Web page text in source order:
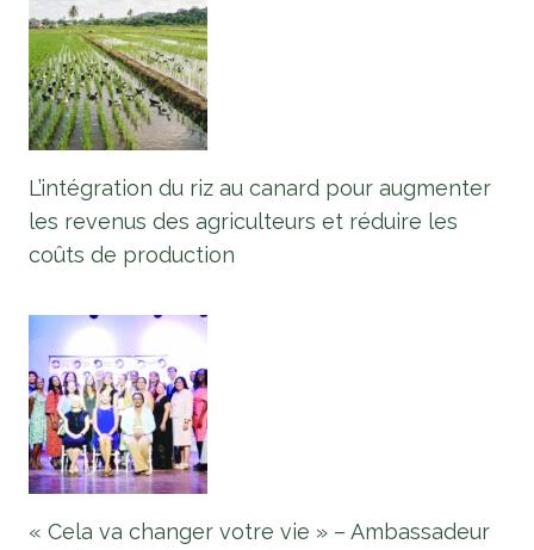
L’intégration du riz au canard pour augmenter
les revenus des agriculteurs et réduire les
coûts de production
« Cela va changer votre vie » – Ambassadeur